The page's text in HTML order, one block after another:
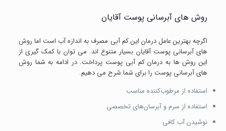
روش های آبرسانی پوست آقایان
اگرچه بهترین عامل درمان این کم آبی مصرف به اندازه آب است اما روش
های آبرسانی پوست آقایان بسیار متنوع اند. می توان با کمک گیری از
این روش ها به درمان کم آبی پوست پرداخت. در ادامه به شما روش
های آبرسانی پوست را برای شما شرح می دهیم.
استفاده از مرطوب‌کننده مناسب
استفاده از سرم و آبرسان‌های تخصصی
نوشیدن آب کافی